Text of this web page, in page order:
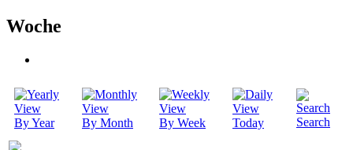
Woche
By Year By Month By Week Today Search